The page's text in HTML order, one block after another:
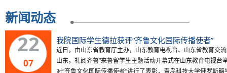
新闻动态
22
07
我院国际学生德拉获评“齐鲁文化国际传播使者”
近日，由山东省教育厅主办，山东教育电视台、山东省教育交
山东，礼阅齐鲁”来鲁留学生主题活动开幕式在山东教育电视台
对“齐鲁文化国际传播使者”进行了表彰，青岛科技大学俄罗斯